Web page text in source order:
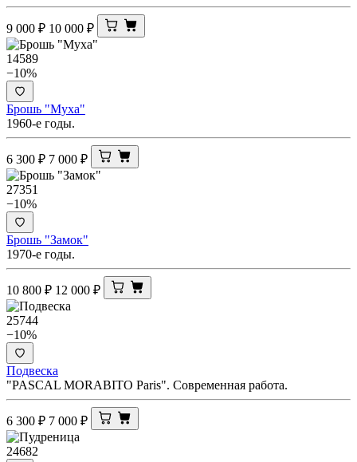
9 000 ₽ 10 000 ₽
14589
−10%
Брошь "Муха"
1960-е годы.
6 300 ₽ 7 000 ₽
27351
−10%
Брошь "Замок"
1970-е годы.
10 800 ₽ 12 000 ₽
25744
−10%
Подвеска
"PASCAL MORABITO Paris". Современная работа.
6 300 ₽ 7 000 ₽
24682